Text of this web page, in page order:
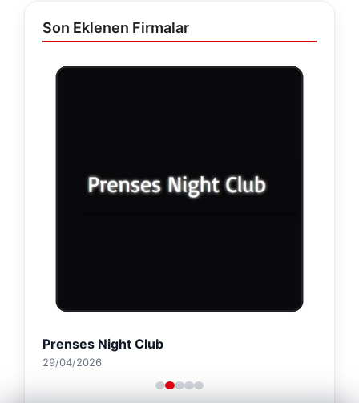
Son Eklenen Firmalar
Prenses Night Club
29/04/2026